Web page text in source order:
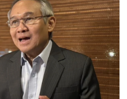
ามาอยู่ร่วมเหมือนกับปราสาทตา
54 อีกหรือไม่
า พื้นที่ดังกล่าวมาทั้งหมดล้วนเป็น
งพื้นที่ เช่น ปราสาทตาเมือนธม ก็
มานานหลายสิบปีแล้ว แต่ที่ผ่านมา
บริหารที่เห็นแก่ประโยชน์ส่วนตัว